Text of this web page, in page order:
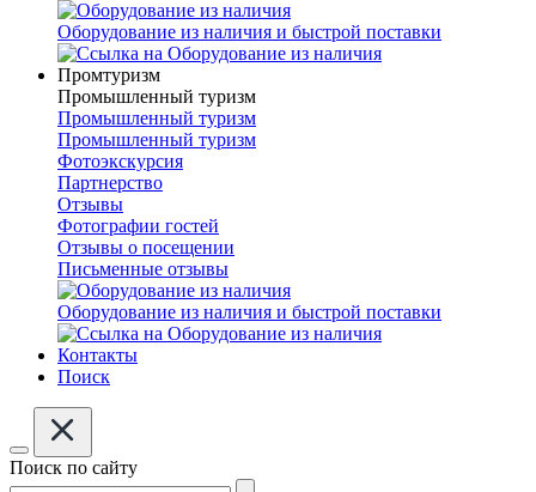
Оборудование из наличия и быстрой поставки
Промтуризм
Промышленный туризм
Промышленный туризм
Промышленный туризм
Фотоэкскурсия
Партнерство
Отзывы
Фотографии гостей
Отзывы о посещении
Письменные отзывы
Оборудование из наличия и быстрой поставки
Контакты
Поиск
Поиск по сайту